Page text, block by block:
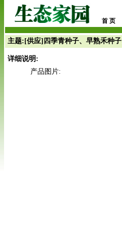
首 页
主题:[供应]四季青种子、早熟禾种
详细说明:
产品图片: